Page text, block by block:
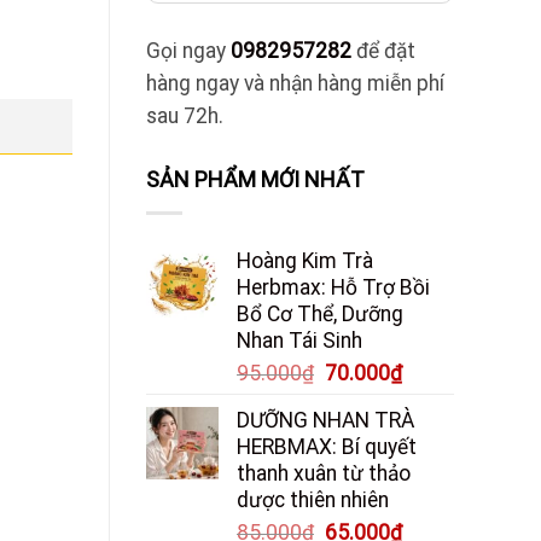
Gọi ngay 0982957282 để đặt
hàng ngay và nhận hàng miễn phí
sau 72h.
SẢN PHẨM MỚI NHẤT
Hoàng Kim Trà
Herbmax: Hỗ Trợ Bồi
Bổ Cơ Thể, Dưỡng
Nhan Tái Sinh
95.000₫ Giá
là:
95.000₫.
70.000₫Giá
tại
là:
70.000₫.
DƯỠNG NHAN TRÀ
HERBMAX: Bí quyết
thanh xuân từ thảo
dược thiên nhiên
85.000₫ Giá
65.000₫Giá